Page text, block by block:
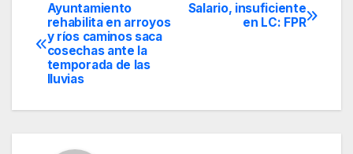
Navegación
de
entradas
Salario, insuficiente
en LC: FPR
Ayuntamiento
rehabilita en arroyos
y ríos caminos saca
cosechas ante la
temporada de las
lluvias